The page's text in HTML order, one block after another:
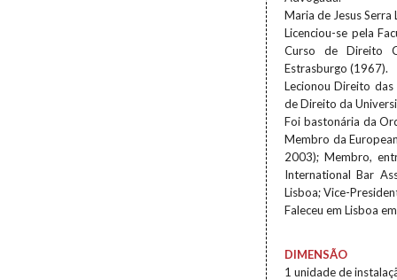
Maria de Jesus Serra
Licenciou-se pela
Curso de Direito
Estrasburgo (1967).
Lecionou Direito
de Direito da
Foi bastonária da
Membro da
2003); Membro,
International Bar
Lisboa; Vice-
Faleceu em Lisboa
DIMENSÃO
1 unidade de